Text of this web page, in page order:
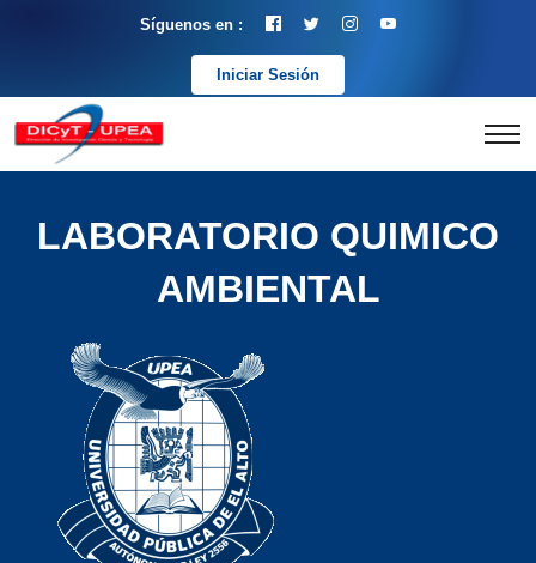
Síguenos en :
Iniciar Sesión
LABORATORIO QUIMICO
AMBIENTAL